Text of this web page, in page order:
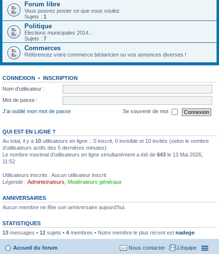
Forum libre
Vous pouvez poster ce que vous voulez
Sujets : 1
Politique
Elections municipales 2014...
Sujets : 7
Commerces
Référencez votre commerce bédaricien ou vos annonces diverses !
CONNEXION • INSCRIPTION
Nom d’utilisateur :
Mot de passe :
J’ai oublié mon mot de passe
Se souvenir de moi
QUI EST EN LIGNE ?
Au total, il y a 10 utilisateurs en ligne :: 0 inscrit, 0 invisible et 10 invités (selon le nombre
d’utilisateurs actifs des 5 dernières minutes)
Le nombre maximal d’utilisateurs en ligne simultanément a été de 643 le 13 Mai 2026,
11:52
Utilisateurs inscrits : Aucun utilisateur inscrit
Légende : Administrateurs Modérateurs généraux
ANNIVERSAIRES
Aucun membre ne fête son anniversaire aujourd’hui.
STATISTIQUES
13 messages • 12 sujets • 4 membres • Notre membre le plus récent est nadege
Accueil du forum L’équipe
Nous contacter